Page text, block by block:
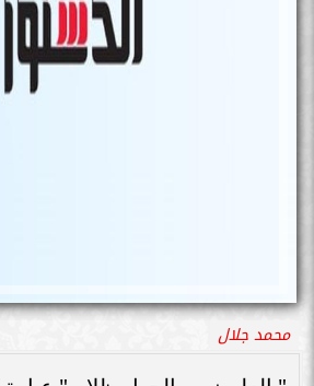
محمد جلال